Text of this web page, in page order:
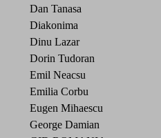
Dan Tanasa
Diakonima
Dinu Lazar
Dorin Tudoran
Emil Neacsu
Emilia Corbu
Eugen Mihaescu
George Damian